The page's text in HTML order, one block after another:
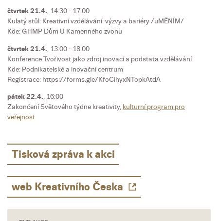
čtvrtek 21.4., 14:30 - 17:00
Kulatý stůl: Kreativní vzdělávání: výzvy a bariéry /uMĚNÍM/
Kde: GHMP Dům U Kamenného zvonu
čtvrtek 21.4., 13:00 - 18:00
Konference Tvořivost jako zdroj inovací a podstata vzdělávání
Kde: Podnikatelské a inovační centrum
Registrace: https://forms.gle/KfoCihyxNTopkAtdA
pátek 22.4., 16:00
Zakončení Světového týdne kreativity, kulturní program pro
veřejnost
Tisková zpráva k akci
web Kreativního Česka